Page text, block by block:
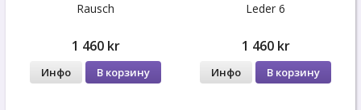
Rausch
1 460 kr
Инфо В корзину
Leder 6
1 460 kr
Инфо В корзину